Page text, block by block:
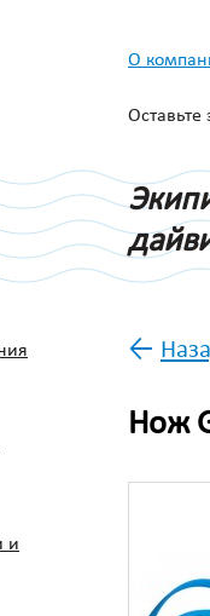
О
и
←
Нож